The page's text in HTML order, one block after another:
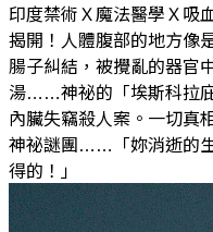
印度禁術Ｘ魔法醫學Ｘ吸
揭開！人體腹部的地方像
腸子糾結，被攪亂的器官
湯……神祕的「埃斯科拉
內臟失竊殺人案。一切真
神祕謎團……「妳消逝的
得的！」